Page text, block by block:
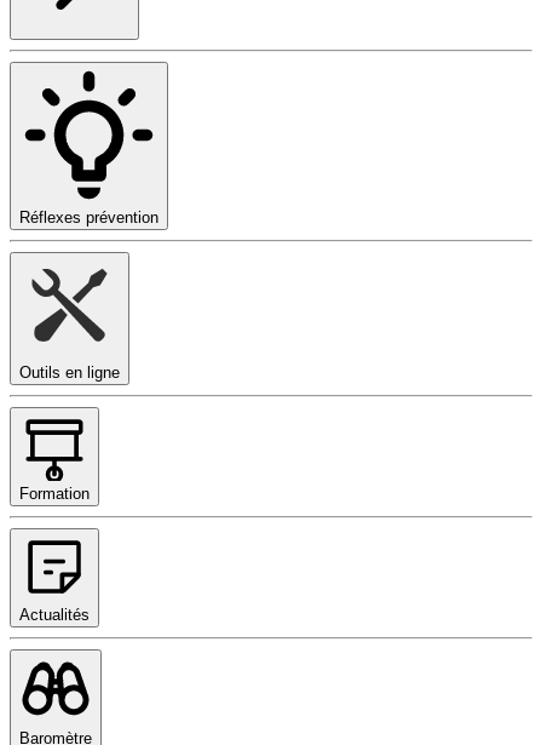
Réflexes prévention
Outils en ligne
Formation
Actualités
Baromètre